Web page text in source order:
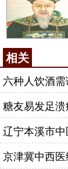
相关
六种人饮酒
糖友易发足
辽宁本溪市
京津冀中西